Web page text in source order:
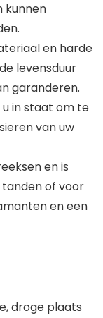
kunnen
en harde
levensduur
garanderen.
in staat om te
van uw
en is
of voor
en een
droge plaats